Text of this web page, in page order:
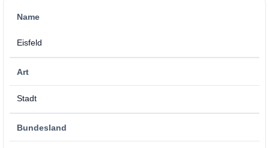
Name
Eisfeld
Art
Stadt
Bundesland